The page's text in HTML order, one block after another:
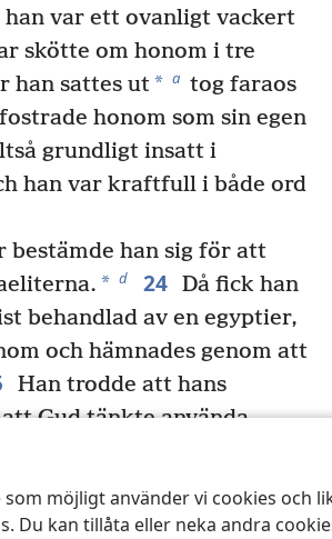
möjligt använder vi cookies
Du kan tillåta eller neka andra
han var ett ovanligt vackert
skötte om honom i tre
han sattes ut* a tog faraos
honom som sin egen
grundligt insatt i
han var kraftfull i både ord
bestämde han sig för att
* d 24 Då fick han
behandlad av en egyptier,
och hämnades genom att
Han trodde att hans
Gud tänkte använda
men det gjorde de inte.
dit när två av dem slogs, och
Han sa: ’Män, ni är